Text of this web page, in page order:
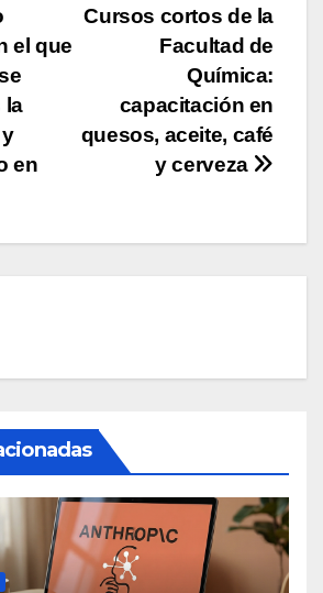
Cursos cortos de la
Facultad de
Química:
capacitación en
quesos, aceite, café
y cerveza
el que
la
en